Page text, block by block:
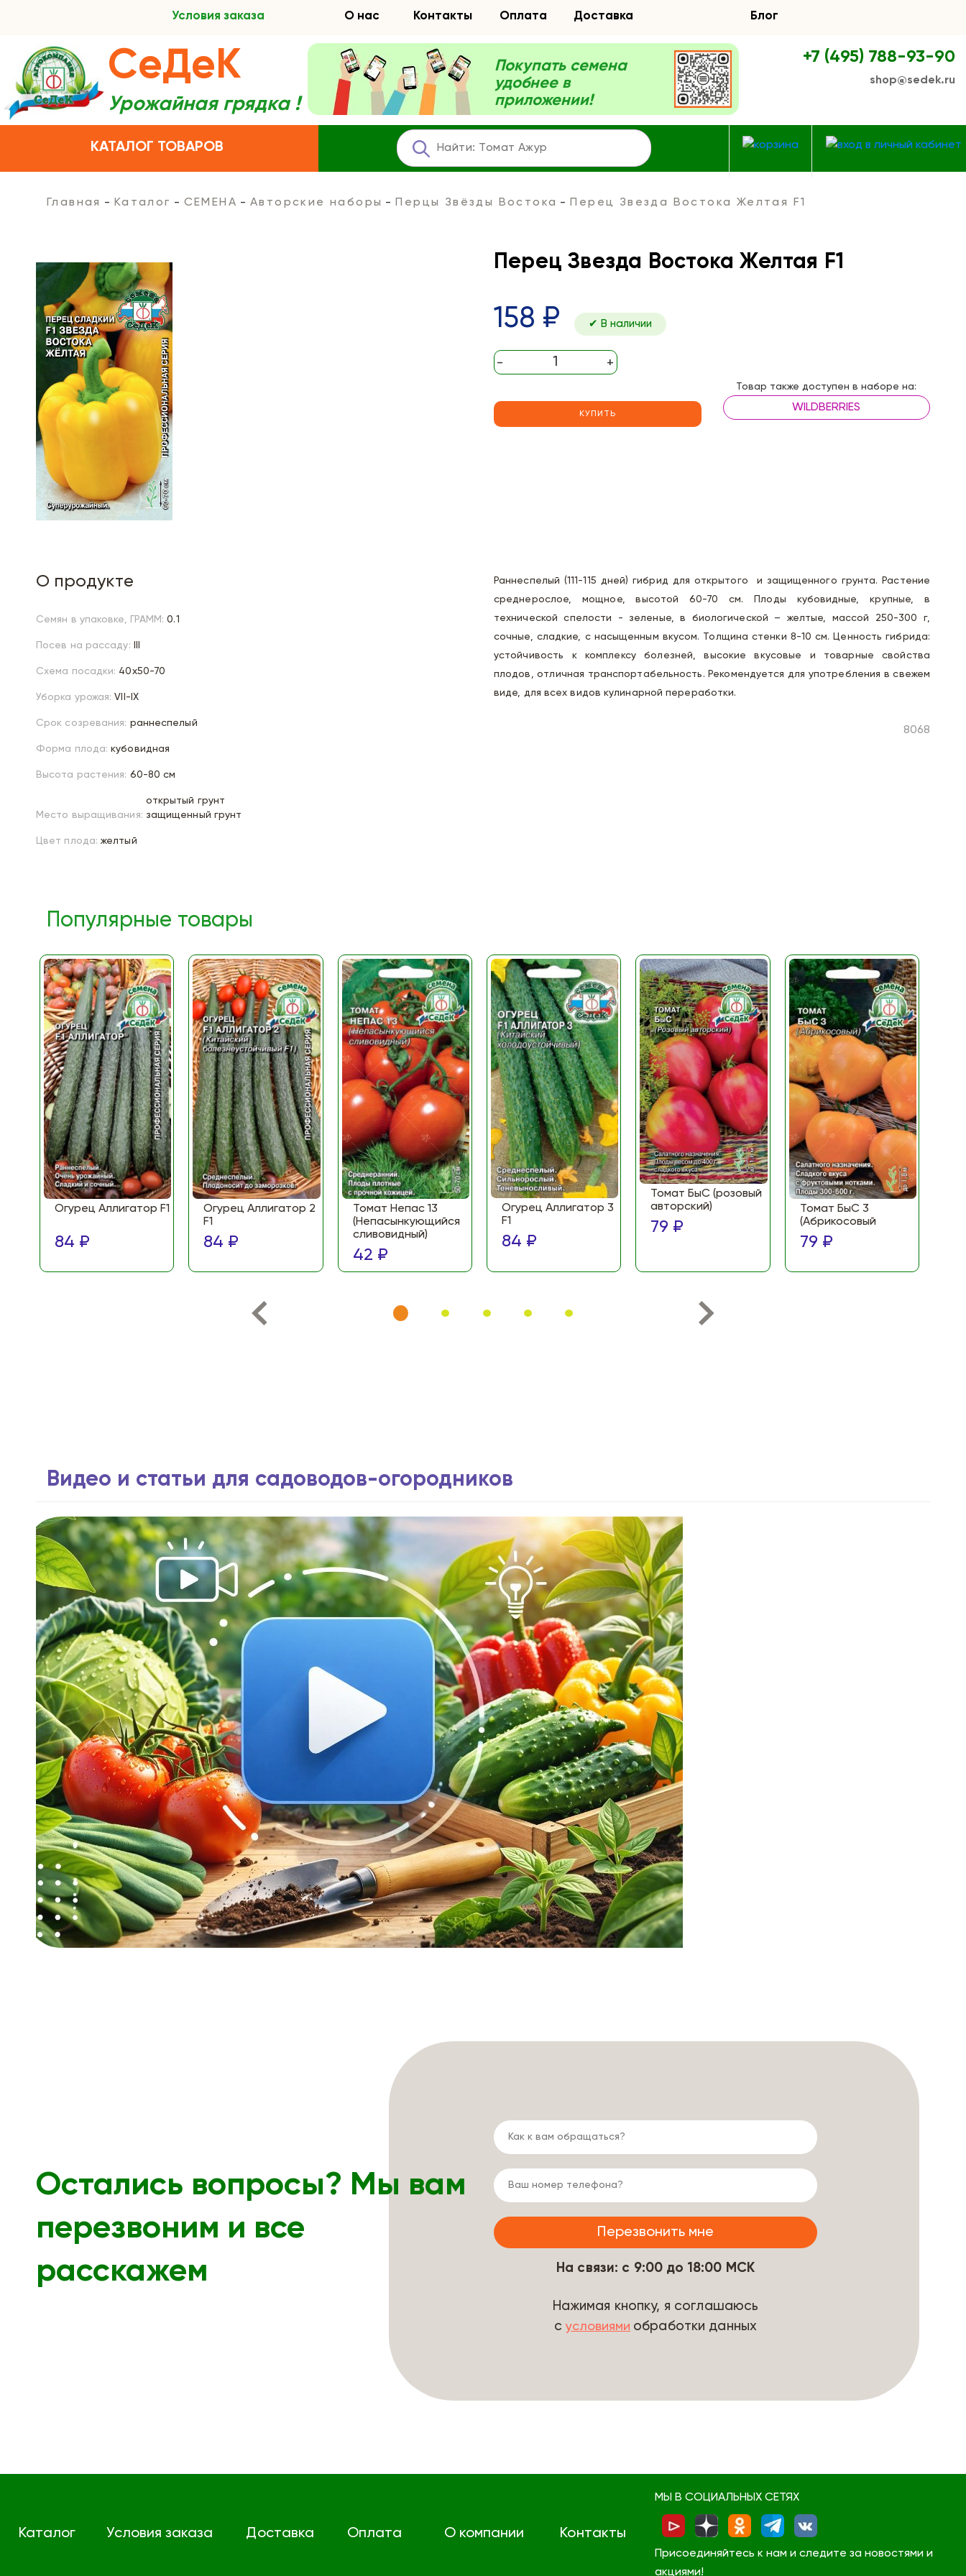
Условия заказа О нас Контакты Оплата Доставка Блог
КАТАЛОГ ТОВАРОВ
СеДеК
Урожайная грядка !
Покупать семена
удобнее в
приложении!
+7 (495) 788-93-90
shop@sedek.ru
Главная Каталог СЕМЕНА Авторские наборы Перцы Звёзды Востока Перец Звезда Востока Желтая F1
Перец Звезда Востока Желтая F1
158 ₽ ✔ В наличии
- +
КУПИТЬ
Товар также доступен в наборе на:
WILDBERRIES
О продукте
Семян в упаковке, ГРАММ: 0.1
Посев на рассаду:
Схема посадки: 40х50-70
Уборка урожая: VII-IX
Срок созревания: раннеспелый
Форма плода: кубовидная
Высота растения: 60-80 см
Место выращивания:
открытый грунт
защищенный грунт
Цвет плода: желтый
Раннеспелый (111-115 дней) гибрид для открытого и защищенного грунта. Растение
среднерослое, мощное, высотой 60-70 см. Плоды кубовидные, крупные, в
технической спелости - зеленые, в биологической – желтые, массой 250-300 г,
сочные, сладкие, с насыщенным вкусом. Толщина стенки 8-10 см. Ценность гибрида:
устойчивость к комплексу болезней, высокие вкусовые и товарные свойства
плодов, отличная транспортабельность. Рекомендуется для употребления в свежем
виде, для всех видов кулинарной переработки.
8068
Популярные товары
Огурец Аллигатор F1
84 ₽
Огурец Аллигатор 2
F1
84 ₽
Томат Непас 13
(Непасынкующийся
сливовидный)
42 ₽
Огурец Аллигатор 3
F1
84 ₽
Томат БыС (розовый
авторский)
79 ₽
Томат БыС 3
(Абрикосовый
79 ₽
Видео и статьи для садоводов-огородников
Остались вопросы? Мы вам
перезвоним и все
расскажем
На связи: с 9:00 до 18:00 МСК
Нажимая кнопку, я соглашаюсь
с условиями обработки данных
Каталог Условия заказа Доставка Оплата О компании Контакты
МЫ В СОЦИАЛЬНЫХ СЕТЯХ
Присоединяйтесь к нам и следите за новостями и
акциями!